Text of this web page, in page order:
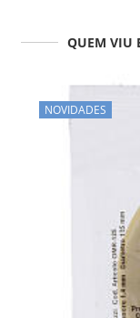
QUEM VIU
NOVIDADES